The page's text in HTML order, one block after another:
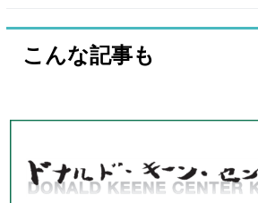
こんな記事も